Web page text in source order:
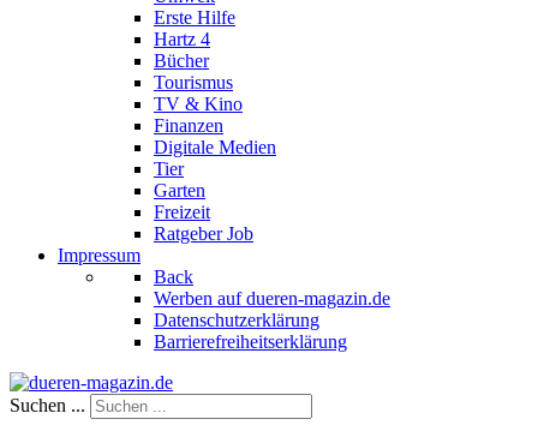
Erste Hilfe
Hartz 4
Bücher
Tourismus
TV & Kino
Finanzen
Digitale Medien
Tier
Garten
Freizeit
Ratgeber Job
Impressum
Back
Werben auf dueren-magazin.de
Datenschutzerklärung
Barrierefreiheitserklärung
Suchen ...